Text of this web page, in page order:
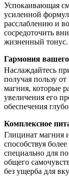
Успокаивающая
усиленной
расслаблению и
сосредоточить
жизненный тонус.
Гармония
Наслаждайтесь
получая пользу
магния, которые
увеличения его
обеспечения
Комплексное
Глицинат магния
способствуя
специально для
общего
без ущерба для